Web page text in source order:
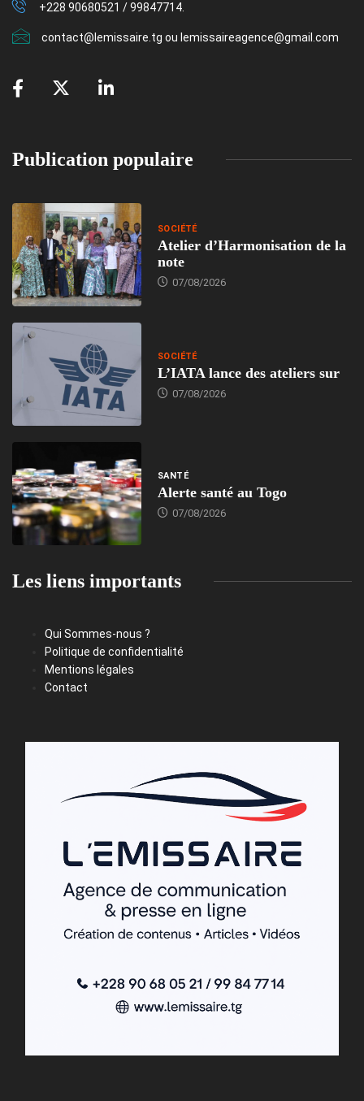
+228 90680521 / 99847714.
contact@lemissaire.tg ou lemissaireagence@gmail.com
Publication populaire
SOCIÉTÉ
Atelier d’Harmonisation de la
note
07/08/2026
SOCIÉTÉ
L’IATA lance des ateliers sur
07/08/2026
SANTÉ
Alerte santé au Togo
07/08/2026
Les liens importants
Qui Sommes-nous ?
Politique de confidentialité
Mentions légales
Contact